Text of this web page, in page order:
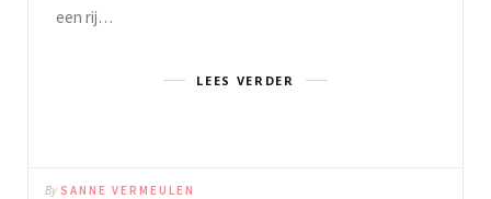
een rij…
LEES VERDER
By SANNE VERMEULEN